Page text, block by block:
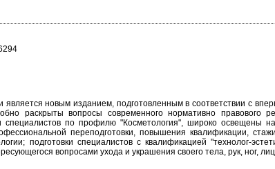
новым изданием, подготовленным в соответствии с
раскрыты вопросы современного нормативно правового
специалистов по профилю "Косметология", широко освещены
переподготовки, повышения квалификации,
подготовки специалистов с квалификацией "технолог-
вопросами ухода и украшения своего тела, рук, ног,